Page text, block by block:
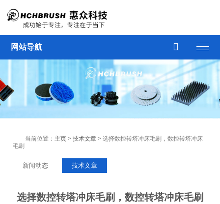
网站导航 
当前位置： 主页 >技术文章 > 选择数控转塔冲床毛刷，数控转塔冲床
毛刷
新闻动态 技术文章
选择数控转塔冲床毛刷，数控转塔冲床毛刷